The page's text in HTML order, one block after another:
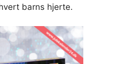
barns hjerte.